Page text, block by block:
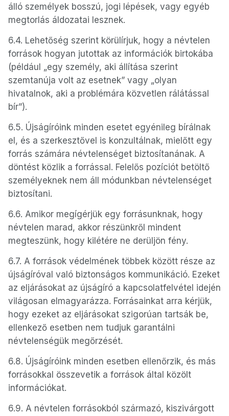
álló személyek bosszú, jogi lépések, vagy egyéb
megtorlás áldozatai lesznek.
6.4. Lehetőség szerint körülírjuk, hogy a névtelen
források hogyan jutottak az információk birtokába
(például „egy személy, aki állítása szerint
szemtanúja volt az esetnek” vagy „olyan
hivatalnok, aki a problémára közvetlen rálátással
bír”).
6.5. Újságíróink minden esetet egyénileg bírálnak
el, és a szerkesztővel is konzultálnak, mielőtt egy
forrás számára névtelenséget biztosítanának. A
döntést közlik a forrással. Felelős pozíciót betöltő
személyeknek nem áll módunkban névtelenséget
biztosítani.
6.6. Amikor megígérjük egy forrásunknak, hogy
névtelen marad, akkor részünkről mindent
megteszünk, hogy kilétére ne derüljön fény.
6.7. A források védelmének többek között része az
újságíróval való biztonságos kommunikáció. Ezeket
az eljárásokat az újságíró a kapcsolatfelvétel idején
világosan elmagyarázza. Forrásainkat arra kérjük,
hogy ezeket az eljárásokat szigorúan tartsák be,
ellenkező esetben nem tudjuk garantálni
névtelenségük megőrzését.
6.8. Újságíróink minden esetben ellenőrzik, és más
forrásokkal összevetik a források által közölt
információkat.
6.9. A névtelen forrásokból származó, kiszivárgott